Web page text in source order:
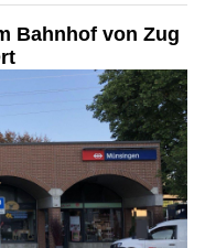
Bahnhof von Zug